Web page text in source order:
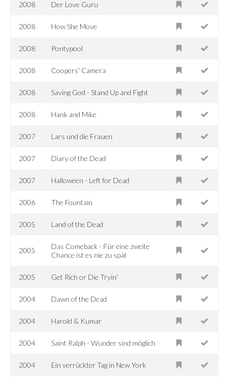
2008 Der Love Guru
2008 How She Move
2008 Pontypool
2008 Coopers' Camera
2008 Saving God - Stand Up and Fight
2008 Hank and Mike
2007 Lars und die Frauen
2007 Diary of the Dead
2007 Halloween - Left for Dead
2006 The Fountain
2005 Land of the Dead
2005
Das Comeback - Für eine zweite
Chance ist es nie zu spät
2005 Get Rich or Die Tryin'
2004 Dawn of the Dead
2004 Harold & Kumar
2004 Saint Ralph - Wunder sind möglich
2004 Ein verrückter Tag in New York